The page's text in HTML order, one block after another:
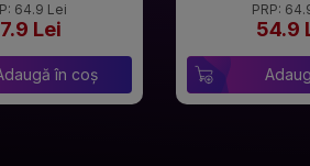
64.9 Lei
Lei
în coș
PRP:
54.9